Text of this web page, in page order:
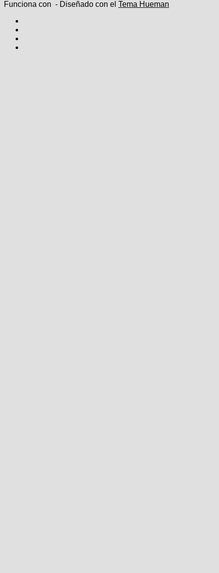
Funciona con - Diseñado con el Tema Hueman